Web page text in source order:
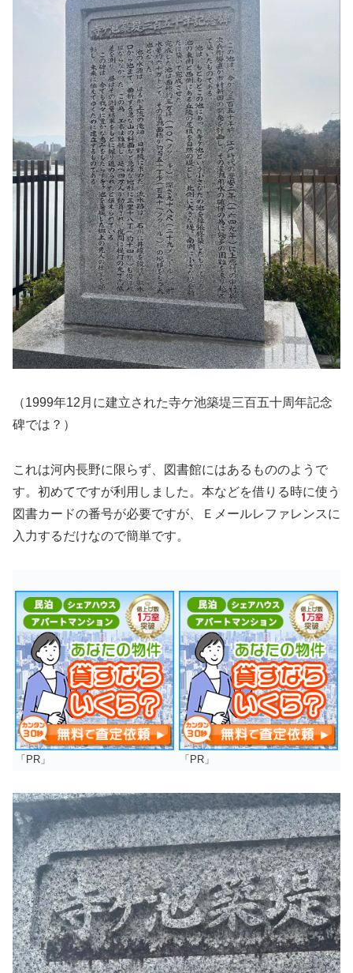
（1999年12月に建立された寺ケ池築堤三百五十周年記念
碑では？）
これは河内長野に限らず、図書館にはあるもののようで
す。初めてですが利用しました。本などを借りる時に使う
図書カードの番号が必要ですが、Ｅメールレファレンスに
入力するだけなので簡単です。
「PR」 「PR」